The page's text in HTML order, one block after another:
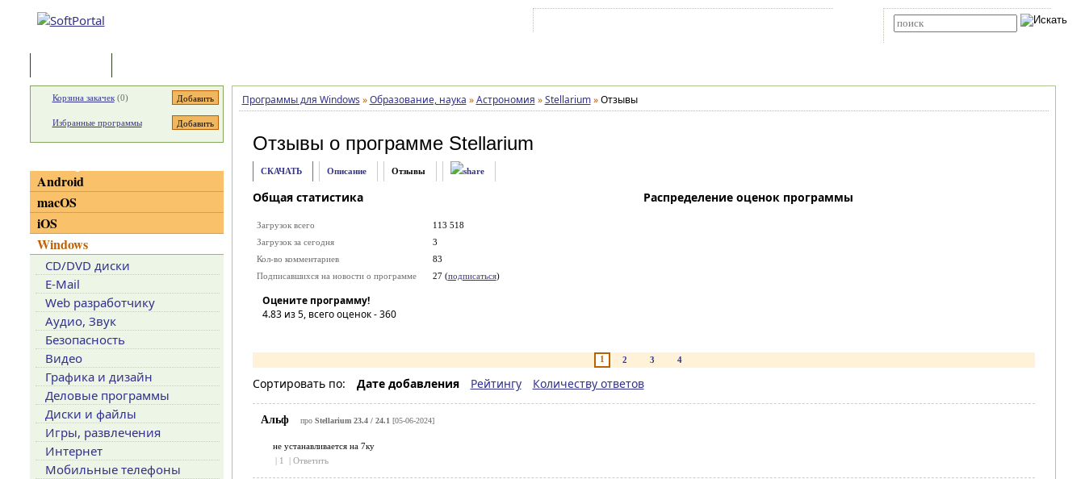
Программы для Windows » Образование, наука » Астрономия » Stellarium » Отзывы
Отзывы о программе Stellarium
СКАЧАТЬ Описание Отзывы
Общая статистика
Загрузок всего
113 518
Загрузок за сегодня
3
Кол-во комментариев
83
Подписавшихся на новости о программе
27 (подписаться)
Оцените программу!
4.83из 5, всего оценок -360
Распределение оценок программы
1 2 3 4
Сортировать по: Дате добавления Рейтингу Количеству ответов
Альф про Stellarium 23.4 / 24.1 [05-06-2024]
не устанавливается на 7ку
| 1 | Ответить
Корзина закачек(0)
Избранные программы
Android
macOS
iOS
Windows
CD/DVD диски
E-Mail
Web разработчику
Аудио, Звук
Безопасность
Видео
Графика и дизайн
Деловые программы
Диски и файлы
Игры, развлечения
Интернет
Мобильные телефоны